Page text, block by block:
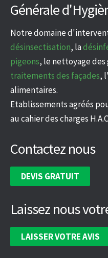
Générale
Notre domaine
désinsectisation, la
pigeons, le nettoyage
traitements des façades,
alimentaires.
Etablissements agréés
au cahier des charges
Contactez nous
DEVIS GRATUIT
Laissez nous
LAISSER VOTRE AVIS